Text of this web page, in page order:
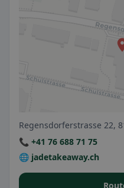
Regensdorferstrasse 22,
📞 +41 76 688 71 75
🌐 jadetakeaway.ch